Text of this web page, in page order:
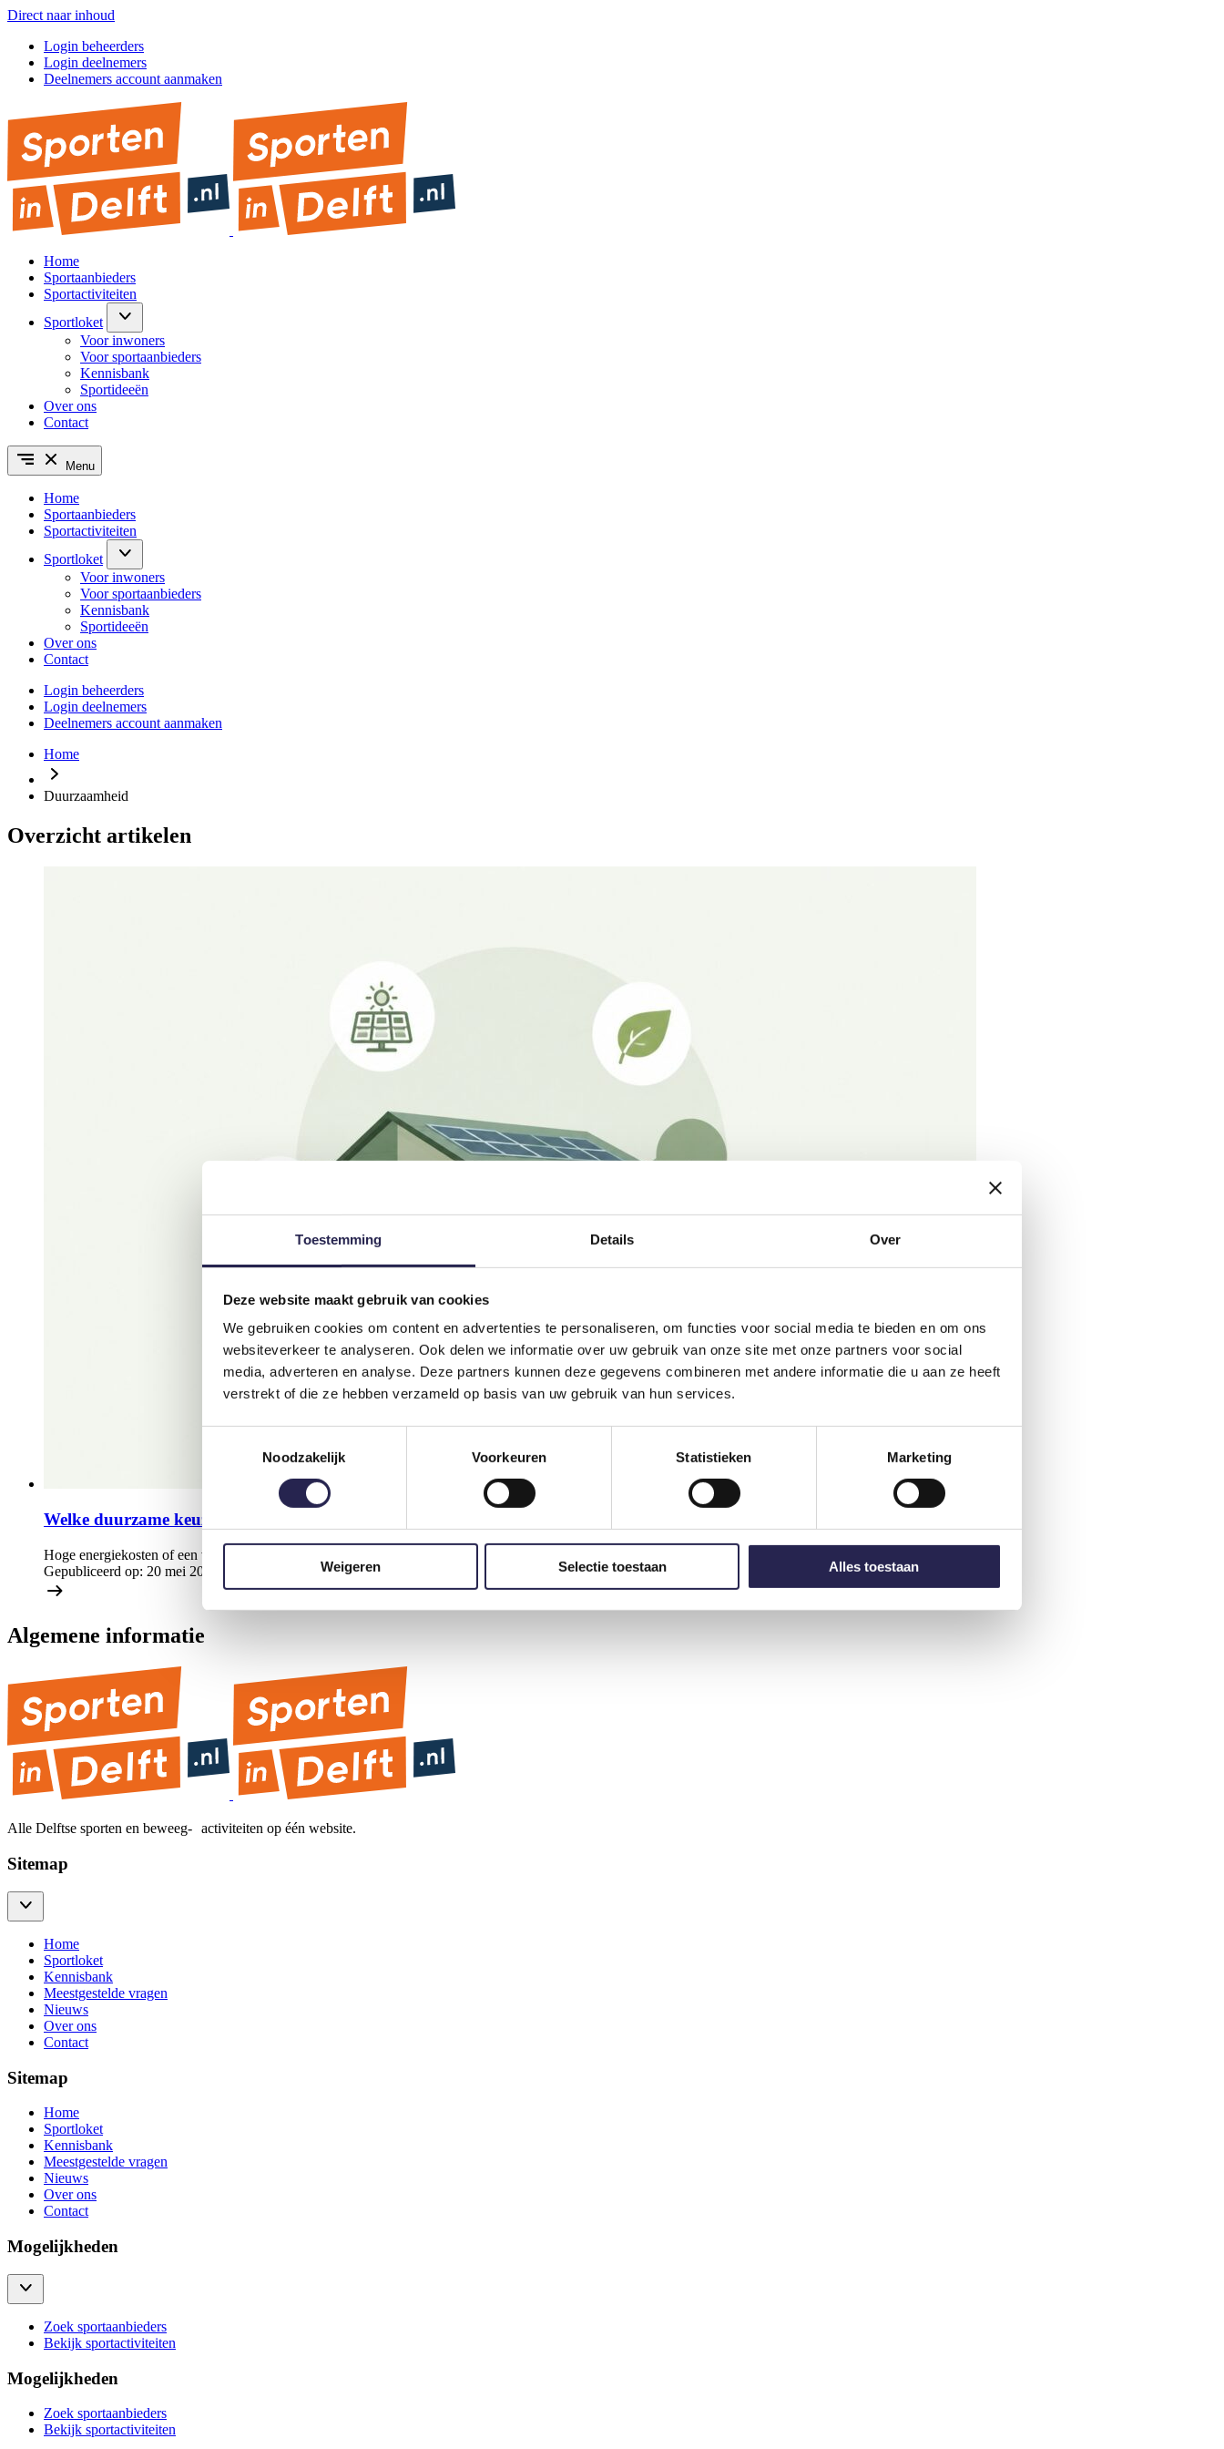
Toestemming Details Over
Deze website maakt gebruik van cookies
We gebruiken cookies om content en advertenties te personaliseren, om functies voor social media te bieden en om ons
websiteverkeer te analyseren. Ook delen we informatie over uw gebruik van onze site met onze partners voor social
media, adverteren en analyse. Deze partners kunnen deze gegevens combineren met andere informatie die u aan ze heeft
verstrekt of die ze hebben verzameld op basis van uw gebruik van hun services.
Noodzakelijk
Voorkeuren Statistieken Marketing
Weigeren Selectie toestaan Alles toestaan
Direct naar inhoud
Login beheerders
Login deelnemers
Deelnemers account aanmaken
Home
Sportaanbieders
Sportactiviteiten
Sportloket
Voor inwoners
Voor sportaanbieders
Kennisbank
Sportideeën
Over ons
Contact
Menu
Home
Sportaanbieders
Sportactiviteiten
Sportloket
Voor inwoners
Voor sportaanbieders
Kennisbank
Sportideeën
Over ons
Contact
Login beheerders
Login deelnemers
Deelnemers account aanmaken
Home
Duurzaamheid
Overzicht artikelen
Welke duurzame keuzes passen bij mijn clubgebouw?
Hoge energiekosten of een verouderd clubgebouw? Ontdek hoe een gratis energiecoach jouw Delftse vereniging helpt met een concreet verduurzamingsplan.
Gepubliceerd op: 20 mei 2026
Algemene informatie
Alle Delftse sporten en beweeg- activiteiten op één website.
Sitemap
Home
Sportloket
Kennisbank
Meestgestelde vragen
Nieuws
Over ons
Contact
Sitemap
Home
Sportloket
Kennisbank
Meestgestelde vragen
Nieuws
Over ons
Contact
Mogelijkheden
Zoek sportaanbieders
Bekijk sportactiviteiten
Mogelijkheden
Zoek sportaanbieders
Bekijk sportactiviteiten